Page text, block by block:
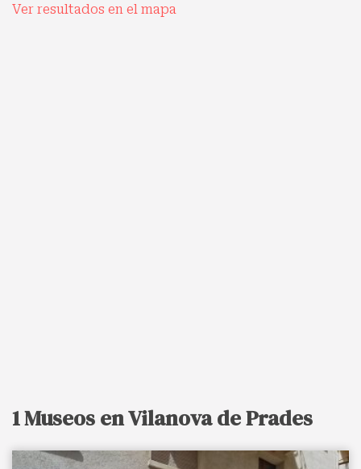
Ver resultados en el mapa
1 Museos en Vilanova de Prades